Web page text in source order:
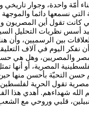
أمّة واحدة، وجوار
التي نسمعها دائما
كانت تقول أين المصريون
أسس نظريات التحليل
بين الرسميين، وأن
أن نفكر اليوم في آلاف
والمصريين، وهل هي
المصرية، أو أنها
التحيّة بأحسن منها حين
مصرية تقول الحرية
الله شهداءهم. أهدي هذا
قلبي وروحي مع